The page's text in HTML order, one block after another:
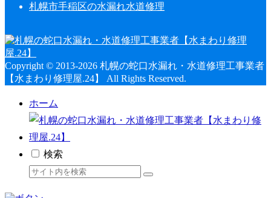
札幌市手稲区の水漏れ水道修理
Copyright © 2013-2026 札幌の蛇口水漏れ・水道修理工事業者
【水まわり修理屋.24】 All Rights Reserved.
ホーム
検索